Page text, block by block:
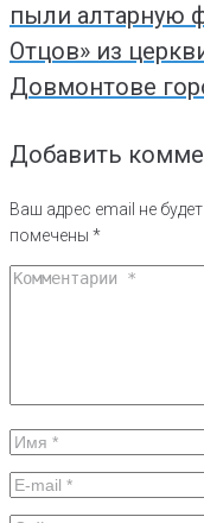
пыли алтарную
Отцов» из
Довмонтове
Добавить
Ваш адрес email не
помечены *